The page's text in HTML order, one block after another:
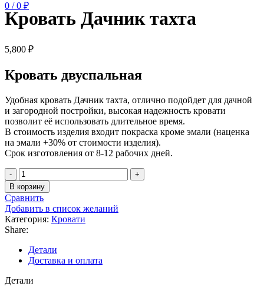
0 / 0 ₽
Кровать Дачник тахта
5,800 ₽
Кровать двуспальная
Удобная кровать Дачник тахта, отлично подойдет для дачной
и загородной постройки, высокая надежность кровати
позволит её использовать длительное время.
В стоимость изделия входит покраска кроме эмали (наценка
на эмали +30% от стоимости изделия).
Срок изготовления от 8-12 рабочих дней.
Количество
товара
Кровать
Дачник
тахта
В корзину
Сравнить
Добавить в список желаний
Категория: Кровати
Share:
Детали
Доставка и оплата
Детали